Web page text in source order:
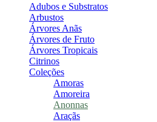
Adubos e Substratos
Arbustos
Árvores Anãs
Árvores de Fruto
Árvores Tropicais
Citrinos
Coleções
Amoras
Amoreira
Anonnas
Araçãs